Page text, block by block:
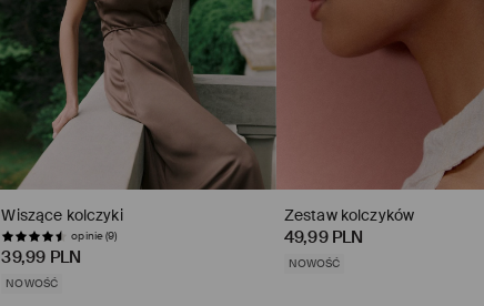
Wiszące kolczyki
opinie (9)
39,99 PLN
NOWOŚĆ
Zestaw kolczyków
49,99 PLN
NOWOŚĆ